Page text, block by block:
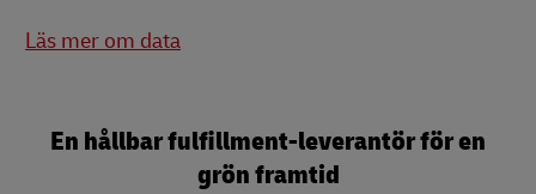
Läs mer om data
En hållbar fulfillment-leverantör för en
grön framtid